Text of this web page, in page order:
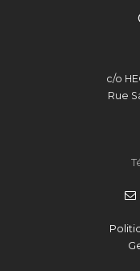
c/o
Rue